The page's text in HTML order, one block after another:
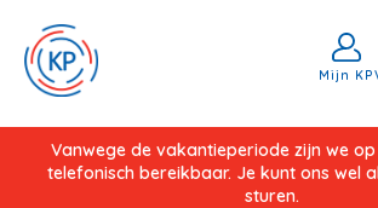
OverslaanVanwege de vakantieperiode zijn we
telefonisch bereikbaar. Je kunt ons wel
sturen.
Mijn KP